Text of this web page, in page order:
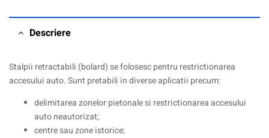
Descriere
Stalpii retractabili (bolard) se folosesc pentru restrictionarea
accesului auto. Sunt pretabili in diverse aplicatii precum:
delimitarea zonelor pietonale si restrictionarea accesului
auto neautorizat;
centre sau zone istorice;